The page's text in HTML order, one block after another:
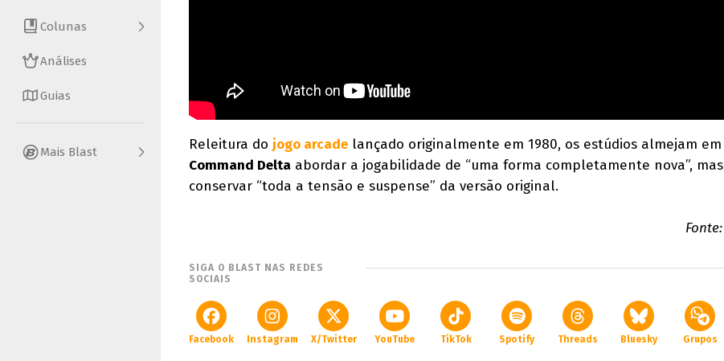
Colunas
Análises
Guias
Mais Blast Releitura do jogo arcade lançado originalmente em 1980, os estúdios almejam em
Command Delta abordar a jogabilidade de “uma forma completamente nova”, mas
conservar “toda a tensão e suspense” da versão original.
Fonte:
SIGA O BLAST NAS REDES
SOCIAIS
Facebook Instagram X/Twitter YouTube TikTok Spotify Threads Bluesky Grupos